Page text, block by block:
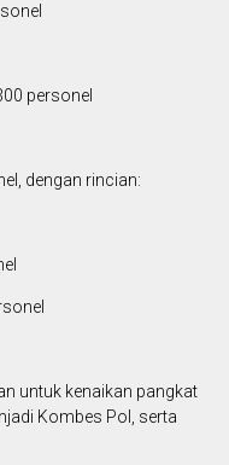
personel
dengan rincian:
untuk kenaikan pangkat
Kombes Pol, serta